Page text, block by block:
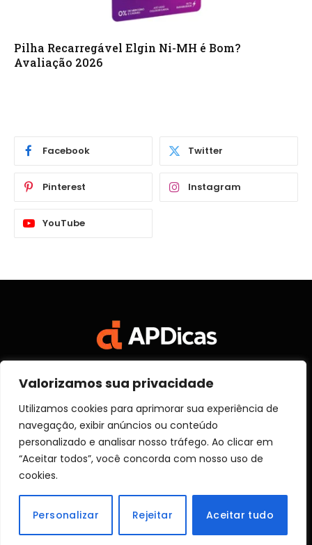
Valorizamos sua privacidade
Utilizamos cookies para aprimorar sua experiência de
navegação, exibir anúncios ou conteúdo
personalizado e analisar nosso tráfego. Ao clicar em
“Aceitar todos”, você concorda com nosso uso de
cookies.
Personalizar Rejeitar Aceitar tudo
Pilha Recarregável Elgin Ni-MH é Bom?
Avaliação 2026
Facebook Twitter
Pinterest Instagram
YouTube
(Twitter)
SOBRE NÓS
POLITICA DE PRIVACIDADE
TERMOS DE USO
© 2026 Aprender Dicas